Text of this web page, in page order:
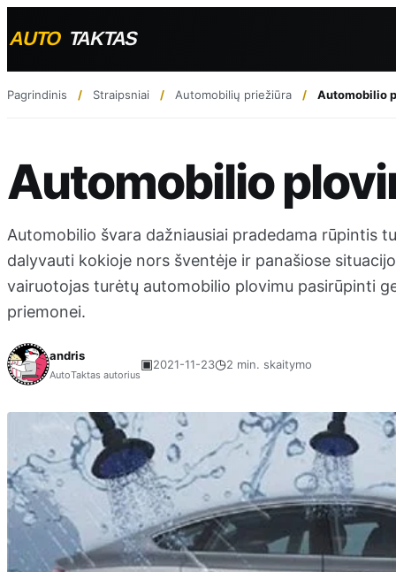
Pagrindinis Straipsniai Automobilių priežiūra Automobilio
Automobilio
Automobilio švara dažniausiai pradedama rūpintis
dalyvauti kokioje nors šventėje ir panašiose
vairuotojas turėtų automobilio plovimu pasirūpinti
priemonei.
andris
AutoTaktas autorius
▣2021-11-23◷2 min. skaitymo